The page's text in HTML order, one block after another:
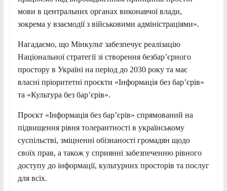
мови в центральних органах виконавчої влади,
зокрема у взаємодії з військовими адміністраціями».
Нагадаємо, що Мінкульт забезпечує реалізацію
Національної стратегії зі створення безбарʼєрного
простору в Україні на період до 2030 року та має
власні пріоритетні проєкти «Інформація без барʼєрів»
та «Культура без барʼєрів».
Проєкт «Інформація без барʼєрів» спрямований на
підвищення рівня толерантності в українському
суспільстві, зміцненні обізнаності громадян щодо
своїх прав, а також у сприянні забезпеченню рівного
доступу до інформації, культурних просторів та послуг
для всіх.